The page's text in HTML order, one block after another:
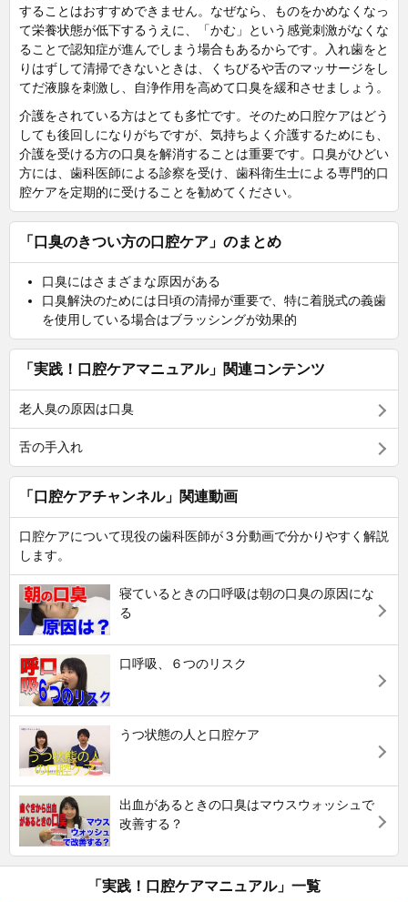
することはおすすめできません。なぜなら、ものをかめなくなっ
て栄養状態が低下するうえに、「かむ」という感覚刺激がなくな
ることで認知症が進んでしまう場合もあるからです。入れ歯をと
りはずして清掃できないときは、くちびるや舌のマッサージをし
てだ液腺を刺激し、自浄作用を高めて口臭を緩和させましょう。
介護をされている方はとても多忙です。そのため口腔ケアはどう
しても後回しになりがちですが、気持ちよく介護するためにも、
介護を受ける方の口臭を解消することは重要です。口臭がひどい
方には、歯科医師による診察を受け、歯科衛生士による専門的口
腔ケアを定期的に受けることを勧めてください。
「口臭のきつい方の口腔ケア」のまとめ
口臭にはさまざまな原因がある
口臭解決のためには日頃の清掃が重要で、特に着脱式の義歯
を使用している場合はブラッシングが効果的
「実践！口腔ケアマニュアル」関連コンテンツ
老人臭の原因は口臭
舌の手入れ
「口腔ケアチャンネル」関連動画
口腔ケアについて現役の歯科医師が３分動画で分かりやすく解説
します。
寝ているときの口呼吸は朝の口臭の原因にな
る
口呼吸、６つのリスク
うつ状態の人と口腔ケア
出血があるときの口臭はマウスウォッシュで
改善する？
「実践！口腔ケアマニュアル」一覧